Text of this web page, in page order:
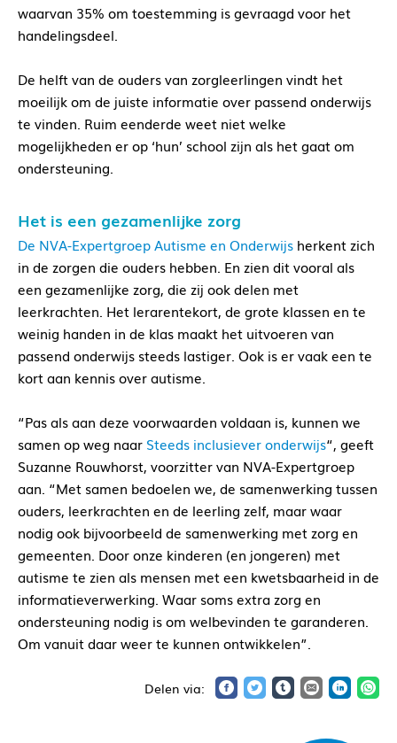
waarvan 35% om toestemming is gevraagd voor het
handelingsdeel.
De helft van de ouders van zorgleerlingen vindt het
moeilijk om de juiste informatie over passend onderwijs
te vinden. Ruim eenderde weet niet welke
mogelijkheden er op ‘hun’ school zijn als het gaat om
ondersteuning.
Het is een gezamenlijke zorg
De NVA-Expertgroep Autisme en Onderwijs herkent zich
in de zorgen die ouders hebben. En zien dit vooral als
een gezamenlijke zorg, die zij ook delen met
leerkrachten. Het lerarentekort, de grote klassen en te
weinig handen in de klas maakt het uitvoeren van
passend onderwijs steeds lastiger. Ook is er vaak een te
kort aan kennis over autisme.
“Pas als aan deze voorwaarden voldaan is, kunnen we
samen op weg naar Steeds inclusiever onderwijs“, geeft
Suzanne Rouwhorst, voorzitter van NVA-Expertgroep
aan. “Met samen bedoelen we, de samenwerking tussen
ouders, leerkrachten en de leerling zelf, maar waar
nodig ook bijvoorbeeld de samenwerking met zorg en
gemeenten. Door onze kinderen (en jongeren) met
autisme te zien als mensen met een kwetsbaarheid in de
informatieverwerking. Waar soms extra zorg en
ondersteuning nodig is om welbevinden te garanderen.
Om vanuit daar weer te kunnen ontwikkelen”.